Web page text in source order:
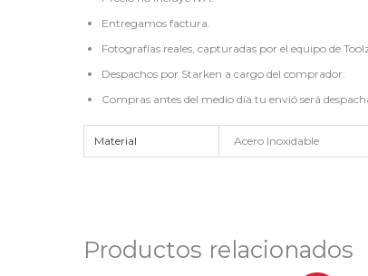
Entregamos factura.
Fotografías reales, capturadas por el equipo de
Despachos por Starken a cargo del comprador.
Compras antes del medio día tu envió será
Material Acero Inoxidable
Productos relacionados